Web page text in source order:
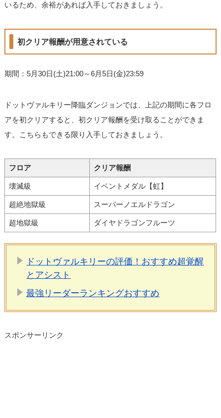
いるため、余裕があれば入手しておきましょう。
初クリア報酬が用意されている
期間：5月30日(土)21:00～6月5日(金)23:59
ドットヴァルキリー降臨ダンジョンでは、上記の期間に各フロ
アを初クリアすると、初クリア報酬を受け取ることができま
す。こちらもできる限り入手しておきましょう。
フロア クリア報酬
壊滅級 イベントメダル【虹】
超絶地獄級 スーパーノエルドラゴン
超地獄級 ダイヤドラゴンフルーツ
ドットヴァルキリーの評価！おすすめ超覚醒
とアシスト
最強リーダーランキングおすすめ
スポンサーリンク